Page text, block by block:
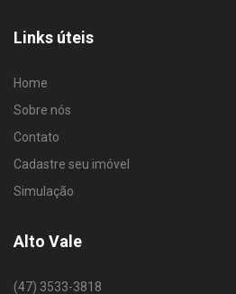
Links úteis
Home
Sobre nós
Contato
Cadastre seu imóvel
Simulação
Alto Vale
(47) 3533-3818